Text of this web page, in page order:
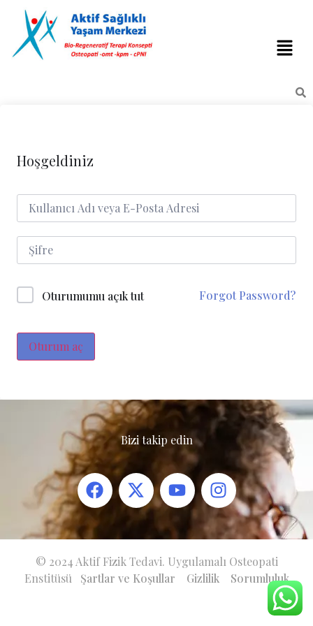
Hoşgeldiniz
Oturumumu açık tut Forgot Password?
Oturum aç
Bizi takip edin
© 2024 Aktif Fizik Tedavi. Uygulamalı Osteopati
Enstitüsü Şartlar ve Koşullar Gizlilik Sorumluluk